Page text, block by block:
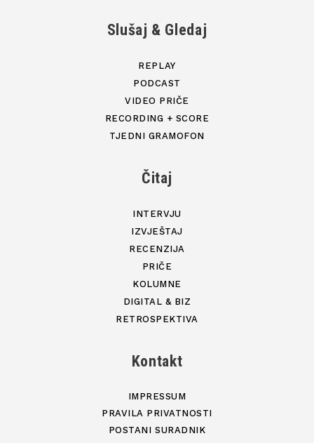
Slušaj & Gledaj
REPLAY
PODCAST
VIDEO PRIČE
RECORDING + SCORE
TJEDNI GRAMOFON
Čitaj
INTERVJU
IZVJEŠTAJ
RECENZIJA
PRIČE
KOLUMNE
DIGITAL & BIZ
RETROSPEKTIVA
Kontakt
IMPRESSUM
PRAVILA PRIVATNOSTI
POSTANI SURADNIK